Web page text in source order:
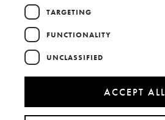
TARGETING
FUNCTIONALITY
UNCLASSIFIED
ACCEPT ALL